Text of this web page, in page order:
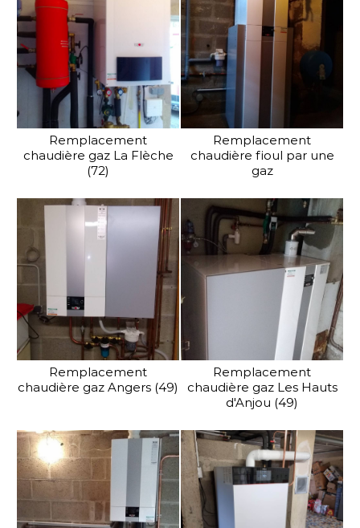
Remplacement
chaudière gaz La Flèche
(72)
Remplacement
chaudière fioul par une
gaz
Remplacement
chaudière gaz Angers (49)
Remplacement
chaudière gaz Les Hauts
d'Anjou (49)